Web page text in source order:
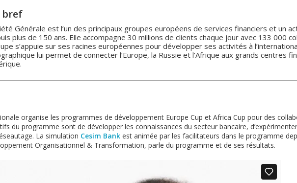
bref
Générale est l’un des principaux groupes européens de services financiers et un
plus de 150 ans. Elle accompagne 30 millions de clients chaque jour avec 133 000
s’appuie sur ses racines européennes pour développer ses activités à
lui permet de connecter l’Europe, la Russie et l’Afrique aux grands centres
organise les programmes de développement Europe Cup et Africa Cup pour des
du programme sont de développer les connaissances du secteur bancaire,
La simulation Cesim Bank est animée par les facilitateurs dans le programme
Organisationnel & Transformation, parle du programme et de ses résultats.